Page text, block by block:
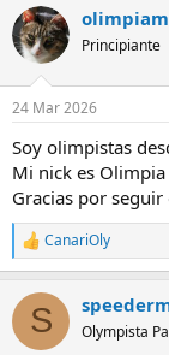
i
c
i
a
d
o
r
d
e
l
t
e
m
a
c
a
i
n
c
i
o
Principiante
24 Mar 2026
Soy olimpistas
Mi nick es
Gracias por
R
e
c
i
CanariOly
S Olympista